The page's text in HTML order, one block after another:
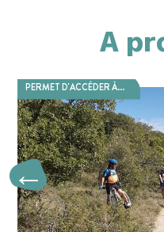
A
PERMET D'ACCÉDER À...